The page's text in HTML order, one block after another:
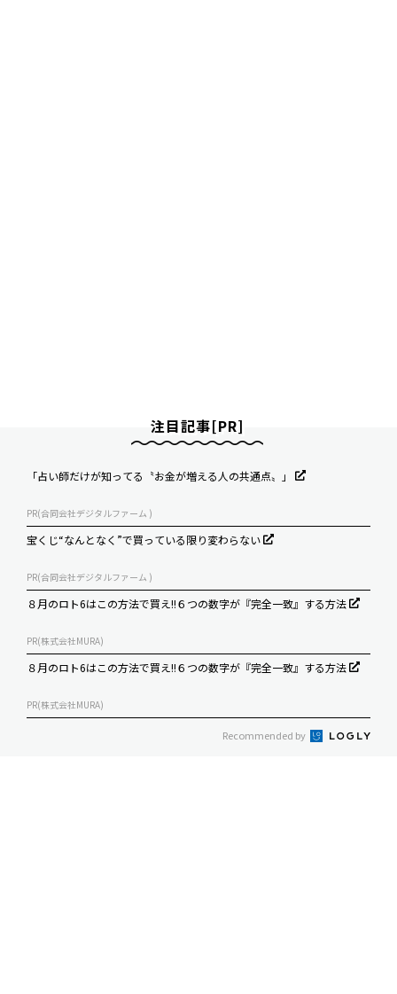
注目記事[PR]
「占い師だけが知ってる〝お金が増える人の共通点〟」
PR(合同会社デジタルファーム )
宝くじ“なんとなく”で買っている限り変わらない
PR(合同会社デジタルファーム )
８月のロト6はこの方法で買え!!６つの数字が『完全一致』する方法
PR(株式会社MURA)
８月のロト6はこの方法で買え!!６つの数字が『完全一致』する方法
PR(株式会社MURA)
Recommended by